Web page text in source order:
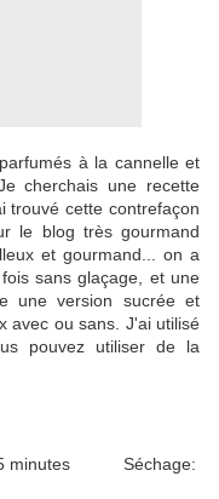
à la cannelle et
cherchais une recette
trouvé cette contrefaçon
le blog très gourmand
et gourmand... on a
sans glaçage, et une
une version sucrée et
avec ou sans. J'ai utilisé
pouvez utiliser de la
minutes Séchage: